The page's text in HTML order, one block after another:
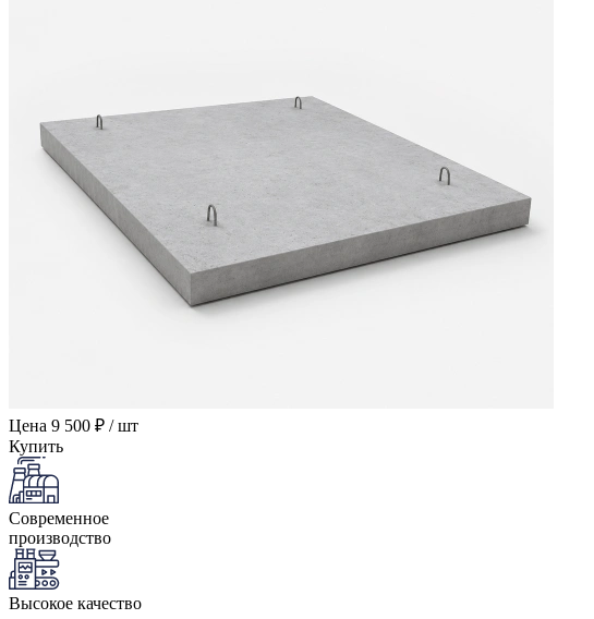
Цена 9 500 ₽ / шт
Купить
Современное
производство
Высокое качество